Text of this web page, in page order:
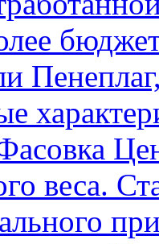
веса.